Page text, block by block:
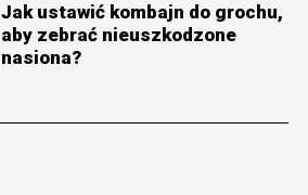
Jak ustawić kombajn do grochu,
aby zebrać nieuszkodzone
nasiona?